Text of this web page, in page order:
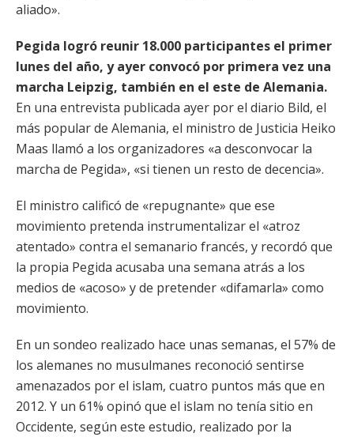
aliado».
Pegida logró reunir 18.000 participantes el primer
lunes del año, y ayer convocó por primera vez una
marcha Leipzig, también en el este de Alemania.
En una entrevista publicada ayer por el diario Bild, el
más popular de Alemania, el ministro de Justicia Heiko
Maas llamó a los organizadores «a desconvocar la
marcha de Pegida», «si tienen un resto de decencia».
El ministro calificó de «repugnante» que ese
movimiento pretenda instrumentalizar el «atroz
atentado» contra el semanario francés, y recordó que
la propia Pegida acusaba una semana atrás a los
medios de «acoso» y de pretender «difamarla» como
movimiento.
En un sondeo realizado hace unas semanas, el 57% de
los alemanes no musulmanes reconoció sentirse
amenazados por el islam, cuatro puntos más que en
2012. Y un 61% opinó que el islam no tenía sitio en
Occidente, según este estudio, realizado por la